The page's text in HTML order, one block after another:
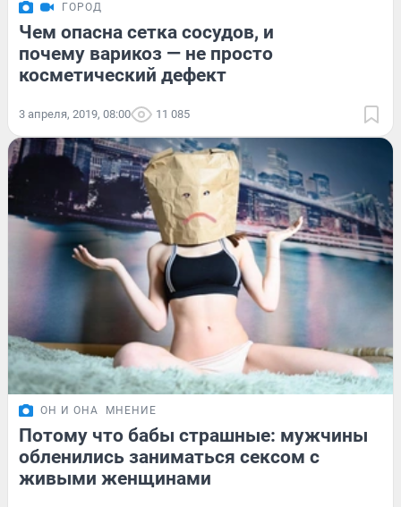
ГОРОД
Чем опасна сетка сосудов, и
почему варикоз — не просто
косметический дефект
3 апреля, 2019, 08:00 11 085
ОН И ОНА МНЕНИЕ
Потому что бабы страшные: мужчины
обленились заниматься сексом с
живыми женщинами